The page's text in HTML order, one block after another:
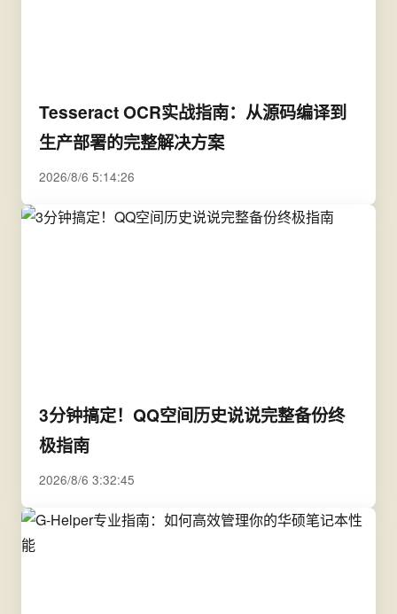
Tesseract OCR实战指南：从源码编译到
生产部署的完整解决方案
2026/8/6 5:14:26
3分钟搞定！QQ空间历史说说完整备份终
极指南
2026/8/6 3:32:45